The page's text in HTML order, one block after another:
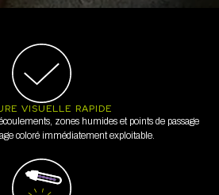
VISUELLE RAPIDE
zones humides et points de passage
coloré immédiatement exploitable.